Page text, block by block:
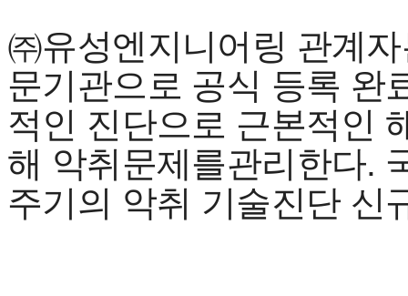
㈜유성엔지니어링 관계
문기관으로 공식 등록 완
적인 진단으로 근본적인
해 악취문제를관리한다.
주기의 악취 기술진단 신